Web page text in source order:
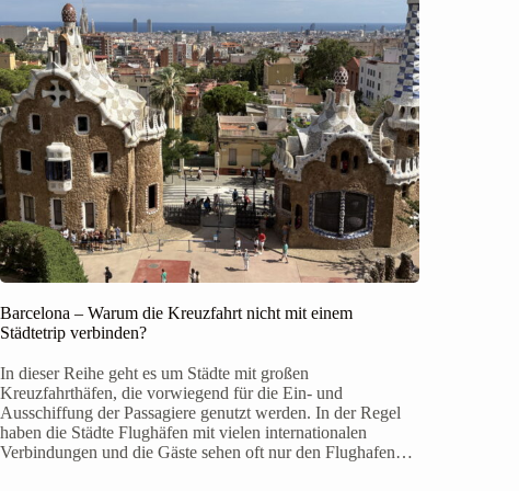
Barcelona – Warum die Kreuzfahrt nicht mit einem
Städtetrip verbinden?
In dieser Reihe geht es um Städte mit großen
Kreuzfahrthäfen, die vorwiegend für die Ein- und
Ausschiffung der Passagiere genutzt werden. In der Regel
haben die Städte Flughäfen mit vielen internationalen
Verbindungen und die Gäste sehen oft nur den Flughafen…